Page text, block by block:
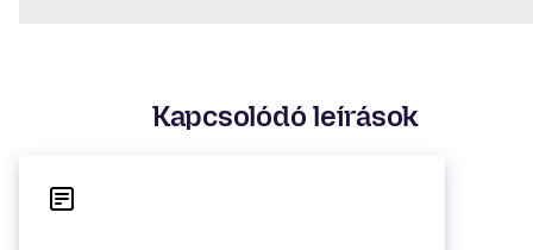
Kapcsolódó leírások